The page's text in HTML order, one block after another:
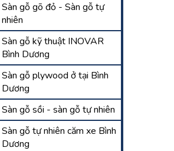
Sàn gỗ gõ đỏ - Sàn gỗ tự
nhiên
Sàn gỗ kỹ thuật INOVAR
Bình Dương
Sàn gỗ plywood ở tại Bình
Dương
Sàn gỗ sồi - sàn gỗ tự nhiên
Sàn gỗ tự nhiên căm xe Bình
Dương